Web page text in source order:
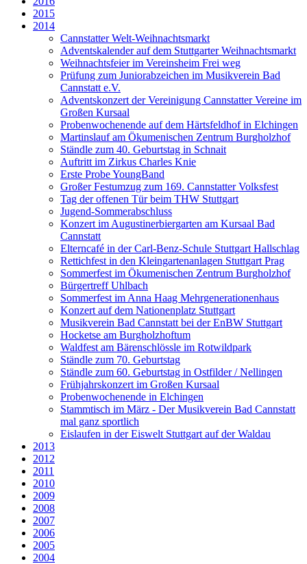
2015
2014
Cannstatter Welt-Weihnachtsmarkt
Adventskalender auf dem Stuttgarter Weihnachtsmarkt
Weihnachtsfeier im Vereinsheim Frei weg
Prüfung zum Juniorabzeichen im Musikverein Bad
Cannstatt e.V.
Adventskonzert der Vereinigung Cannstatter Vereine im
Großen Kursaal
Probenwochenende auf dem Härtsfeldhof in Elchingen
Martinslauf am Ökumenischen Zentrum Burgholzhof
Ständle zum 40. Geburtstag in Schnait
Auftritt im Zirkus Charles Knie
Erste Probe YoungBand
Großer Festumzug zum 169. Cannstatter Volksfest
Tag der offenen Tür beim THW Stuttgart
Jugend-Sommerabschluss
Konzert im Augustinerbiergarten am Kursaal Bad
Cannstatt
Elterncafé in der Carl-Benz-Schule Stuttgart Hallschlag
Rettichfest in den Kleingartenanlagen Stuttgart Prag
Sommerfest im Ökumenischen Zentrum Burgholzhof
Bürgertreff Uhlbach
Sommerfest im Anna Haag Mehrgenerationenhaus
Konzert auf dem Nationenplatz Stuttgart
Musikverein Bad Cannstatt bei der EnBW Stuttgart
Hocketse am Burgholzhoftum
Waldfest am Bärenschlössle im Rotwildpark
Ständle zum 70. Geburtstag
Ständle zum 60. Geburtstag in Ostfilder / Nellingen
Frühjahrskonzert im Großen Kursaal
Probenwochenende in Elchingen
Stammtisch im März - Der Musikverein Bad Cannstatt
mal ganz sportlich
Eislaufen in der Eiswelt Stuttgart auf der Waldau
2013
2012
2011
2010
2009
2008
2007
2006
2005
2004